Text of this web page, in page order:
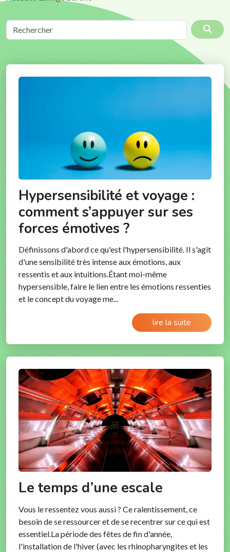
Rechercher
Hypersensibilité et voyage :
comment s’appuyer sur ses
forces émotives ?
Définissons d'abord ce qu'est l'hypersensibilité. Il s'agit
d'une sensibilité très intense aux émotions, aux
ressentis et aux intuitions.Étant moi-même
hypersensible, faire le lien entre les émotions ressenties
et le concept du voyage me...
lire la suite
Le temps d’une escale
Vous le ressentez vous aussi ? Ce ralentissement, ce
besoin de se ressourcer et de se recentrer sur ce qui est
essentiel.La période des fêtes de fin d'année,
l'installation de l'hiver (avec les rhinopharyngites et les